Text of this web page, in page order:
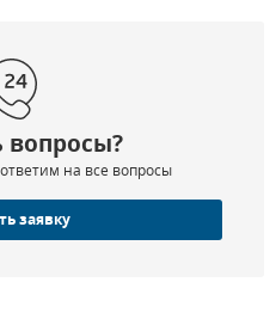
вопросы?
на все вопросы
заявку